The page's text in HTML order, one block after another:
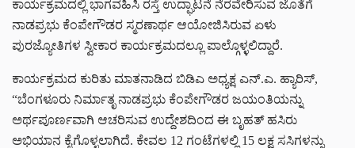
ಕಾರ್ಯಕ್ರಮದಲ್ಲಿ ಭಾಗವಹಿಸಿ ರಸ್ತೆ ಉದ್ಘಾಟನೆ ನೆರವೇರಿಸುವ ಜೊತೆಗೆ
ನಾಡಪ್ರಭು ಕೆಂಪೇಗೌಡರ ಸ್ಮರಣಾರ್ಥ ಆಯೋಜಿಸಿರುವ ಏಳು
ಪುರಜ್ಯೋತಿಗಳ ಸ್ವೀಕಾರ ಕಾರ್ಯಕ್ರಮದಲ್ಲೂ ಪಾಲ್ಗೊಳ್ಳಲಿದ್ದಾರೆ.
ಕಾರ್ಯಕ್ರಮದ ಕುರಿತು ಮಾತನಾಡಿದ ಬಿಡಿಎ ಅಧ್ಯಕ್ಷ ಎನ್.ಎ. ಹ್ಯಾರಿಸ್,
“ಬೆಂಗಳೂರು ನಿರ್ಮಾತೃ ನಾಡಪ್ರಭು ಕೆಂಪೇಗೌಡರ ಜಯಂತಿಯನ್ನು
ಅರ್ಥಪೂರ್ಣವಾಗಿ ಆಚರಿಸುವ ಉದ್ದೇಶದಿಂದ ಈ ಬೃಹತ್ ಹಸಿರು
ಅಭಿಯಾನ ಕೈಗೊಳ್ಳಲಾಗಿದೆ. ಕೇವಲ 12 ಗಂಟೆಗಳಲ್ಲಿ 15 ಲಕ್ಷ ಸಸಿಗಳನ್ನು